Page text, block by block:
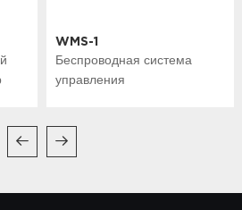
WMS-1
Беспроводная система
управления